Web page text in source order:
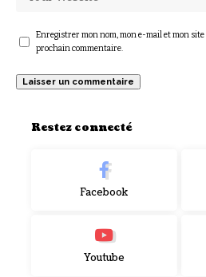
Enregistrer mon nom, mon e-mail et mon
prochain commentaire.
Restez connecté
Facebook
Youtube